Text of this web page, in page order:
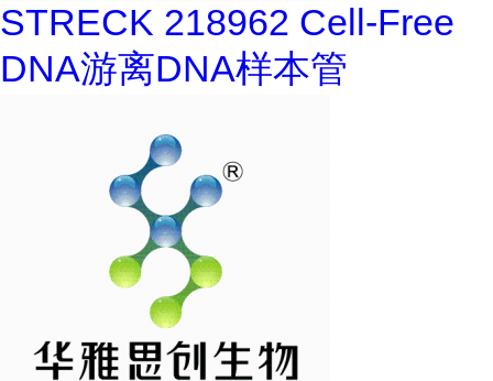
STRECK 218962 Cell-Free
DNA游离DNA样本管